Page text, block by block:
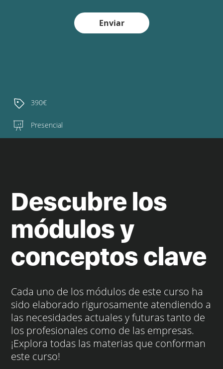
Enviar
390€
Presencial
Descubre los
módulos y
conceptos clave
Cada uno de los módulos de este curso ha
sido elaborado rigurosamente atendiendo a
las necesidades actuales y futuras tanto de
los profesionales como de las empresas.
¡Explora todas las materias que conforman
este curso!